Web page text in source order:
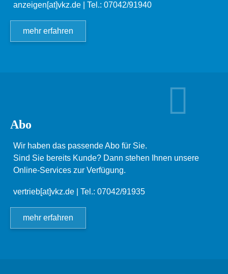
anzeigen[at]vkz.de | Tel.: 07042/91940
mehr erfahren
Abo
Wir haben das passende Abo für Sie.
Sind Sie bereits Kunde? Dann stehen Ihnen unsere
Online-Services zur Verfügung.
vertrieb[at]vkz.de | Tel.: 07042/91935
mehr erfahren